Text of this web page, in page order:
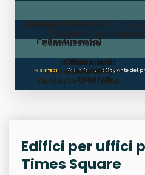
Il proprietario
paga la
commissione
Siti
(Limitati/
MESI GRATUITI
CONTRIBUTO LAVORI
(Fondi per
l'allestimento)
Ricerca,
appuntamenti,
richieste d'offerta
Clausole di
ripristino
Penali per
occupazione
tardiva
IN SINTESI:
Non affidarti all'agente del
Edifici per uffici
Times Square